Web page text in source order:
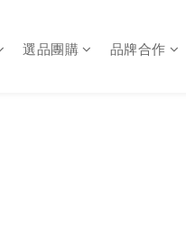
選品團購 品牌合作